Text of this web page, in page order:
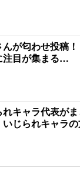
んが匂わせ投稿
注目が集まる…
れキャラ代表が
いじられキャラ